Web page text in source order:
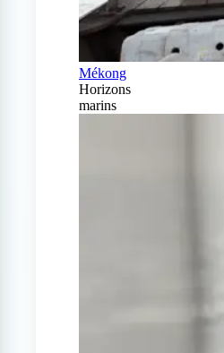
Mékong
Horizons
marins